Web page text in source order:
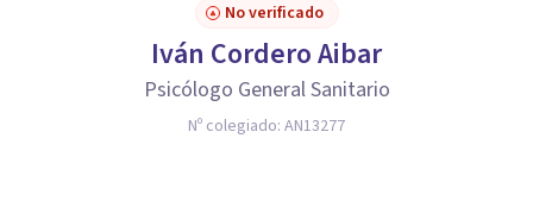
No verificado
Iván Cordero Aibar
Psicólogo General Sanitario
Nº colegiado: AN13277